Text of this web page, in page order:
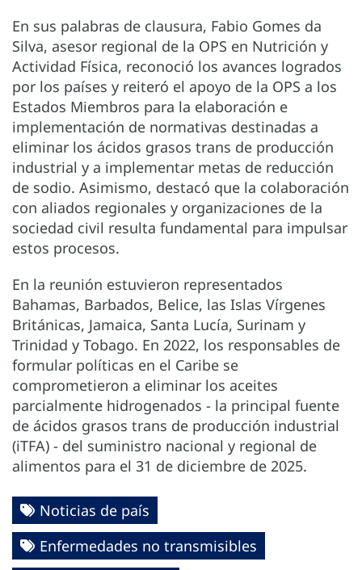
En sus palabras de clausura, Fabio Gomes da
Silva, asesor regional de la OPS en Nutrición y
Actividad Física, reconoció los avances logrados
por los países y reiteró el apoyo de la OPS a los
Estados Miembros para la elaboración e
implementación de normativas destinadas a
eliminar los ácidos grasos trans de producción
industrial y a implementar metas de reducción
de sodio. Asimismo, destacó que la colaboración
con aliados regionales y organizaciones de la
sociedad civil resulta fundamental para impulsar
estos procesos.
En la reunión estuvieron representados
Bahamas, Barbados, Belice, las Islas Vírgenes
Británicas, Jamaica, Santa Lucía, Surinam y
Trinidad y Tobago. En 2022, los responsables de
formular políticas en el Caribe se
comprometieron a eliminar los aceites
parcialmente hidrogenados - la principal fuente
de ácidos grasos trans de producción industrial
(iTFA) - del suministro nacional y regional de
alimentos para el 31 de diciembre de 2025.
Noticias de país
Enfermedades no transmisibles